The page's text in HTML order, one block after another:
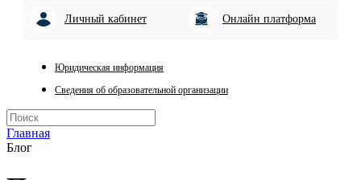
Личный кабинет Онлайн платформа
Юридическая информация
Сведения об образовательной организации
Главная
Блог